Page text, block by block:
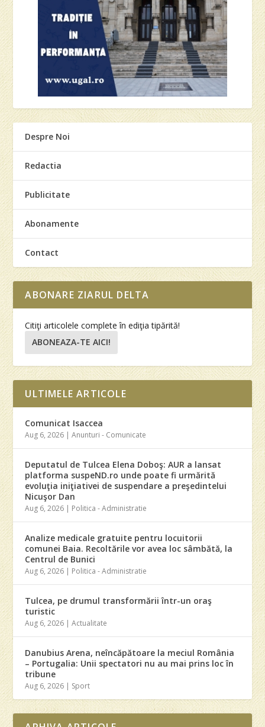
Despre Noi
Redactia
Publicitate
Abonamente
Contact
ABONARE ZIARUL DELTA
Citiţi articolele complete în ediţia tipărită!
ABONEAZA-TE AICI!
ULTIMELE ARTICOLE
Comunicat Isaccea
Aug 6, 2026 |Anunturi - Comunicate
Deputatul de Tulcea Elena Doboş: AUR a lansat
platforma suspeND.ro unde poate fi urmărită
evoluţia iniţiativei de suspendare a preşedintelui
Nicuşor Dan
Aug 6, 2026 | Politica - Administratie
Analize medicale gratuite pentru locuitorii
comunei Baia. Recoltările vor avea loc sâmbătă, la
Centrul de Bunici
Aug 6, 2026 | Politica - Administratie
Tulcea, pe drumul transformării într-un oraş
turistic
Aug 6, 2026 |Actualitate
Danubius Arena, neîncăpătoare la meciul România
– Portugalia: Unii spectatori nu au mai prins loc în
tribune
Aug 6, 2026 | Sport